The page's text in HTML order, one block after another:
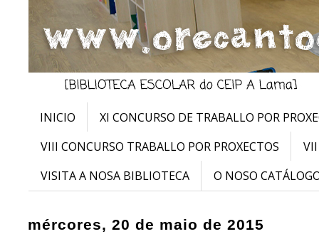
INICIO
XI CONCURSO DE TRABALLO POR
VIII CONCURSO TRABALLO POR PROXECTOS
VISITA A NOSA BIBLIOTECA
O NOSO
mércores, 20 de maio de 2015